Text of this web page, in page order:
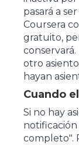
pasará a
Coursera
gratuito,
otro
hayan
Cuando
Si no hay
completo".